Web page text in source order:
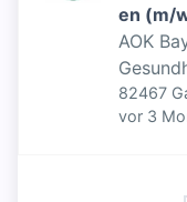
en (m/
AOK
82467
vor 3